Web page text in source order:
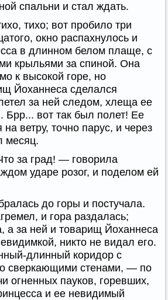
спальни и стал ждать.
тихо; вот пробило три
окно распахнулось и
в длинном белом плаще, с
крыльями за спиной. Она
к высокой горе, но
Йоханнеса сделался
за ней следом, хлеща ее
Брр... вот так был полет! Ее
ветру, точно парус, и через
месяц.
за град! — говорила
ударе розог, и поделом ей
до горы и постучала.
и гора раздалась;
а за ней и товарищ Йоханнеса
никто не видал его.
длинный коридор с
сверкающими стенами, — по
огненных пауков, горевших,
и ее невидимый